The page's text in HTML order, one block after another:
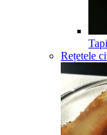
Rețetele